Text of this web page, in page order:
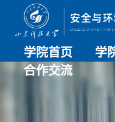
学院首页 学
合作交流